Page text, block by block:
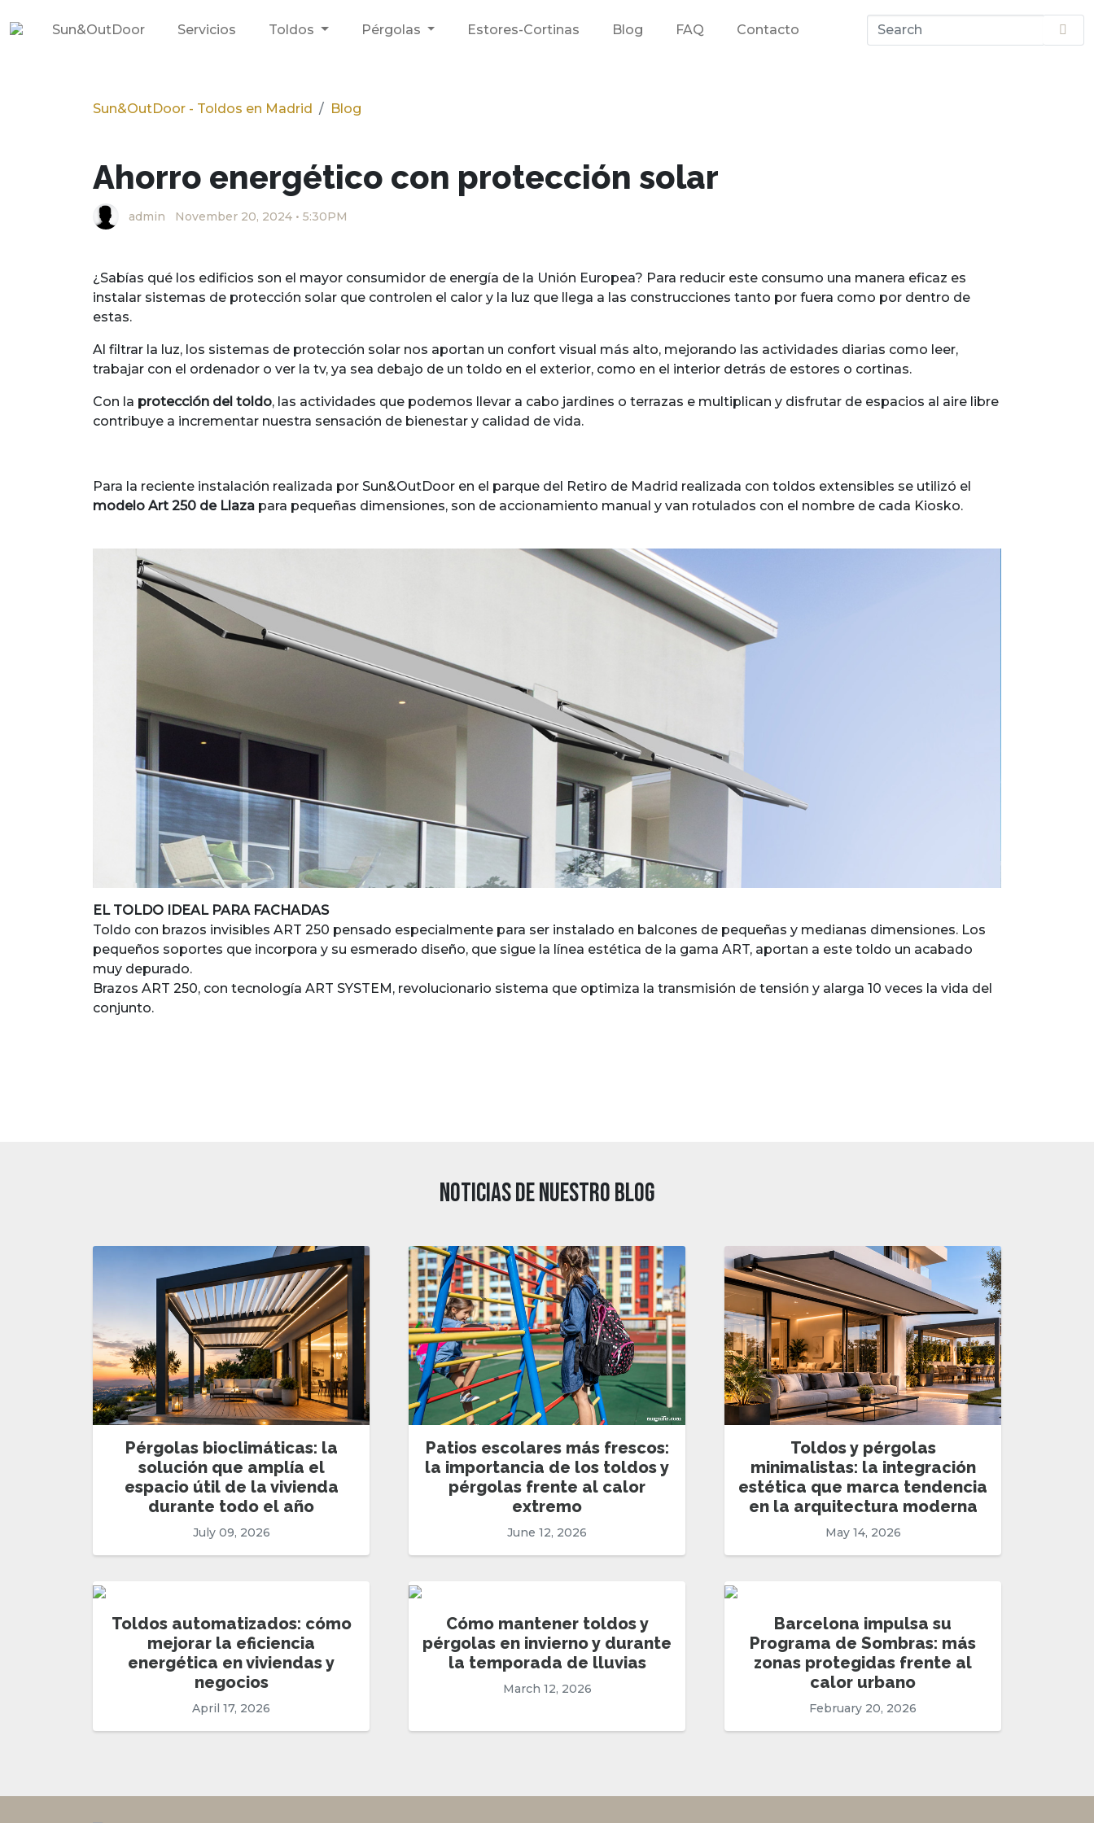
Sun&OutDoor Servicios Toldos Pérgolas Estores-Cortinas Blog FAQ Contacto
Sun&OutDoor - Toldos en Madrid Blog
Ahorro energético con protección solar
admin November 20, 2024 • 5:30PM
¿Sabías qué los edificios son el mayor consumidor de energía de la Unión Europea? Para reducir este consumo una manera eficaz es
instalar sistemas de protección solar que controlen el calor y la luz que llega a las construcciones tanto por fuera como por dentro de
estas.
Al filtrar la luz, los sistemas de protección solar nos aportan un confort visual más alto, mejorando las actividades diarias como leer,
trabajar con el ordenador o ver la tv, ya sea debajo de un toldo en el exterior, como en el interior detrás de estores o cortinas.
Con la protección del toldo, las actividades que podemos llevar a cabo jardines o terrazas e multiplican y disfrutar de espacios al aire libre
contribuye a incrementar nuestra sensación de bienestar y calidad de vida.
Para la reciente instalación realizada por Sun&OutDoor en el parque del Retiro de Madrid realizada con toldos extensibles se utilizó el
modelo Art 250 de Llaza para pequeñas dimensiones, son de accionamiento manual y van rotulados con el nombre de cada Kiosko.
EL TOLDO IDEAL PARA FACHADAS
Toldo con brazos invisibles ART 250 pensado especialmente para ser instalado en balcones de pequeñas y medianas dimensiones. Los
pequeños soportes que incorpora y su esmerado diseño, que sigue la línea estética de la gama ART, aportan a este toldo un acabado
muy depurado.
Brazos ART 250, con tecnología ART SYSTEM, revolucionario sistema que optimiza la transmisión de tensión y alarga 10 veces la vida del
conjunto.
NOTICIAS DE NUESTRO BLOG
Pérgolas bioclimáticas: la
solución que amplía el
espacio útil de la vivienda
durante todo el año
July 09, 2026
Patios escolares más frescos:
la importancia de los toldos y
pérgolas frente al calor
extremo
June 12, 2026
Toldos y pérgolas
minimalistas: la integración
estética que marca tendencia
en la arquitectura moderna
May 14, 2026
Toldos automatizados: cómo
mejorar la eficiencia
energética en viviendas y
negocios
April 17, 2026
Cómo mantener toldos y
pérgolas en invierno y durante
la temporada de lluvias
March 12, 2026
Barcelona impulsa su
Programa de Sombras: más
zonas protegidas frente al
calor urbano
February 20, 2026